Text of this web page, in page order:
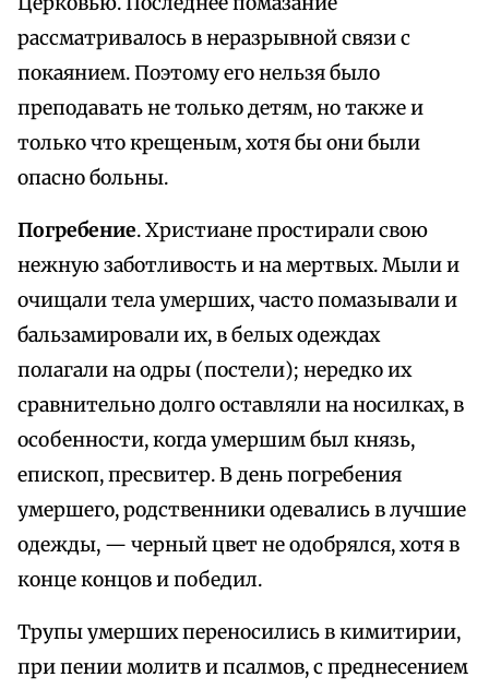
рассматривалось в неразрывной связи с
покаянием. Поэтому его нельзя было
преподавать не только детям, но также и
только что крещеным, хотя бы они были
опасно больны.
Погребение. Христиане простирали свою
нежную заботливость и на мертвых. Мыли и
очищали тела умерших, часто помазывали и
бальзамировали их, в белых одеждах
полагали на одры (постели); нередко их
сравнительно долго оставляли на носилках, в
особенности, когда умершим был князь,
епископ, пресвитер. В день погребения
умершего, родственники одевались в лучшие
одежды, — черный цвет не одобрялся, хотя в
конце концов и победил.
Трупы умерших переносились в кимитирии,
при пении молитв и псалмов, с преднесением